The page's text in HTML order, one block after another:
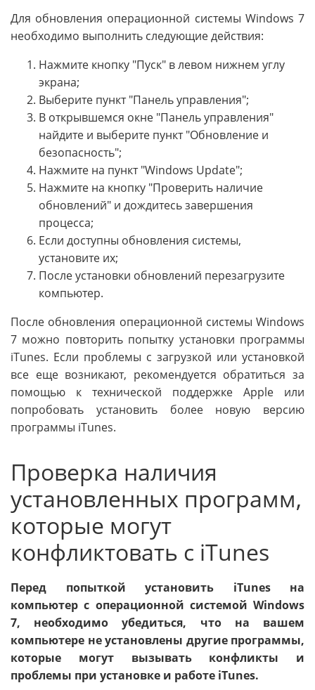
Для обновления операционной системы Windows 7
необходимо выполнить следующие действия:
Нажмите кнопку "Пуск" в левом нижнем углу
экрана;
Выберите пункт "Панель управления";
В открывшемся окне "Панель управления"
найдите и выберите пункт "Обновление и
безопасность";
Нажмите на пункт "Windows Update";
Нажмите на кнопку "Проверить наличие
обновлений" и дождитесь завершения
процесса;
Если доступны обновления системы,
установите их;
После установки обновлений перезагрузите
компьютер.
После обновления операционной системы Windows
7 можно повторить попытку установки программы
iTunes. Если проблемы с загрузкой или установкой
все еще возникают, рекомендуется обратиться за
помощью к технической поддержке Apple или
попробовать установить более новую версию
программы iTunes.
Проверка наличия
установленных программ,
которые могут
конфликтовать с iTunes
Перед попыткой установить iTunes на
компьютер с операционной системой Windows
7, необходимо убедиться, что на вашем
компьютере не установлены другие программы,
которые могут вызывать конфликты и
проблемы при установке и работе iTunes.